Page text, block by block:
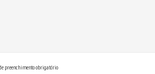
de preenchimento obrigatório